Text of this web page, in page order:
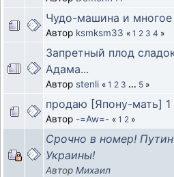
Чудо-машина и многое
Автор ksmksm33 « 1 2 3 4 »
Запретный плод
Адама...
Автор stenli « 1 2 3 ... 5 »
продаю [Япону-мать] 1
Автор -=Aw=- « 1 2 »
Срочно в номер!
Украины!
Автор Михаил